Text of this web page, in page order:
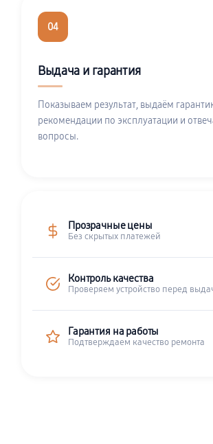
04
Выдача и гарантия
Показываем результат, выдаём
рекомендации по эксплуатации и
вопросы.
Прозрачные цены
Без скрытых платежей
Контроль качества
Проверяем устройство перед
Гарантия на работы
Подтверждаем качество ремонта